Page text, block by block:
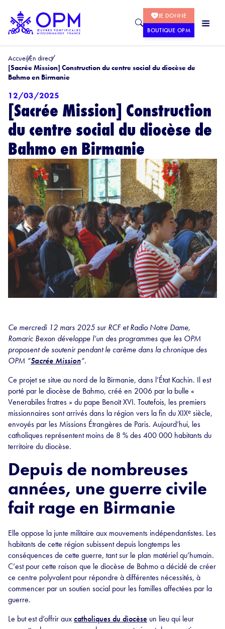
JE DONNE
BOUTIQUE OPM
AccueilEn direct
[Sacrée Mission] Construction du centre social du diocèse de
Bahmo en Birmanie
12/03/2025
[Sacrée Mission] Construction
du centre social du diocèse de
Bahmo en Birmanie
Ce mercredi 12 mars 2025 sur RCF et Radio Notre Dame,
Romaric Bexon développe l’un des programmes que les OPM
proposent de soutenir pendant le carême dans la chronique des
OPM “Sacrée Mission“.
Ce projet se situe au nord de la Birmanie, dans l’État Kachin. Il est
porté par le diocèse de Bahmo, créé en 2006 par la bulle «
Venerabiles fratres » du pape Benoît XVI. Toutefois, les premiers
missionnaires sont arrivés dans la région vers la fin du XIXᵉ siècle,
envoyés par les Missions Étrangères de Paris. Aujourd’hui, les
catholiques représentent moins de 8 % des 400 000 habitants du
territoire du diocèse.
Depuis de nombreuses
années, une guerre civile
fait rage en Birmanie
Elle oppose la junte militaire aux mouvements indépendantistes. Les
habitants de cette région subissent depuis longtemps les
conséquences de cette guerre, tant sur le plan matériel qu’humain.
C’est pour cette raison que le diocèse de Bahmo a décidé de créer
ce centre polyvalent pour répondre à différentes nécessités, à
commencer par un soutien social pour les familles affectées par la
guerre.
Le but est d’offrir auxcatholiques du diocèse un lieu qui leur